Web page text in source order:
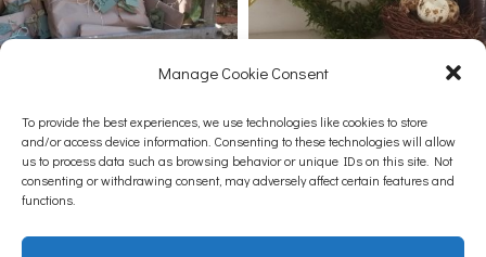
Manage Cookie Consent
To provide the best experiences, we use technologies like cookies to store
and/or access device information. Consenting to these technologies will allow
us to process data such as browsing behavior or unique IDs on this site. Not
consenting or withdrawing consent, may adversely affect certain features and
functions.
Afficher plus... Suivez-nous sur Instagram
Contacts